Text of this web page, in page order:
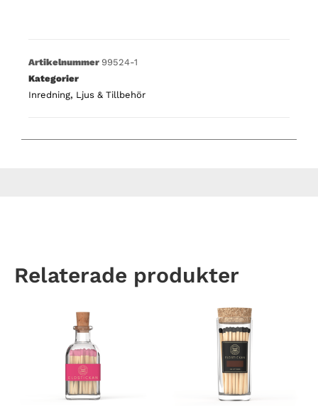
Artikelnummer 99524-1
Kategorier
Inredning, Ljus & Tillbehör
Relaterade produkter